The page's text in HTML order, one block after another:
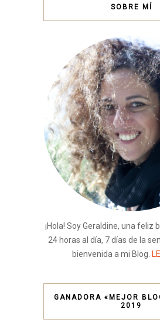
SOBRE MÍ
¡Hola! Soy Geraldine, una feliz
24 horas al día, 7 días de la
bienvenida a mi Blog.
GANADORA «MEJOR
2019